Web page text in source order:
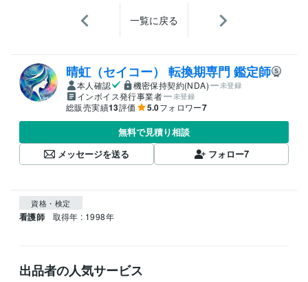
一覧に戻る
晴虹（セイコー） 転換期専門 鑑定師
本人確認 機密保持契約(NDA) 未登録
インボイス発行事業者 未登録
総販売実績13評価 5.0フォロワー7
無料で見積り相談
メッセージを送る
フォロー7
資格・検定
看護師 取得年 : 1998年
出品者の人気サービス